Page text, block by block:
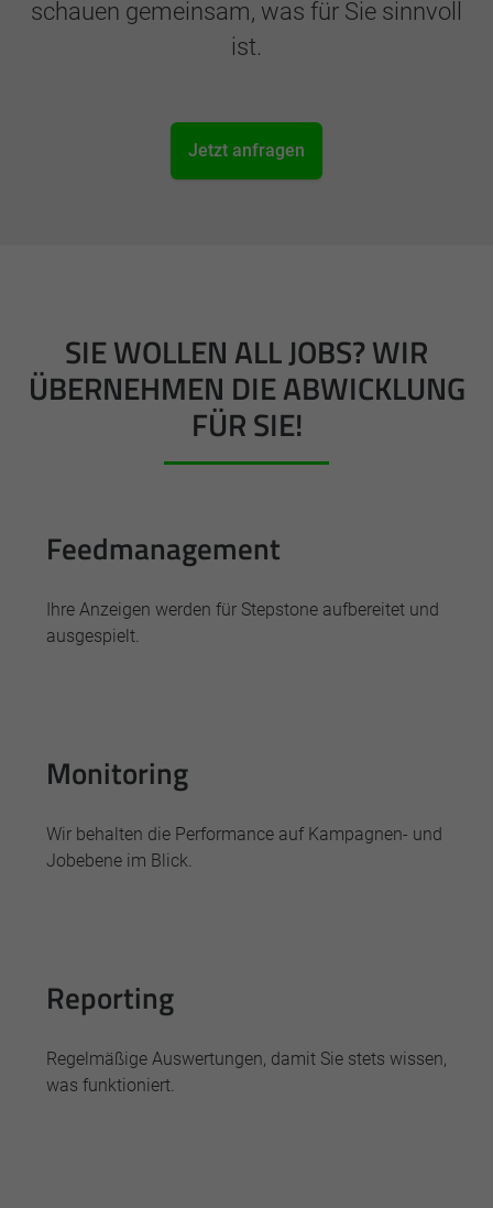
schauen gemeinsam, was für Sie sinnvoll
ist.
Jetzt anfragen
SIE WOLLEN ALL JOBS? WIR
ÜBERNEHMEN DIE ABWICKLUNG
FÜR SIE!
Feedmanagement
Ihre Anzeigen werden für Stepstone aufbereitet und
ausgespielt.
Monitoring
Wir behalten die Performance auf Kampagnen- und
Jobebene im Blick.
Reporting
Regelmäßige Auswertungen, damit Sie stets wissen,
was funktioniert.